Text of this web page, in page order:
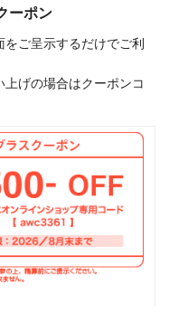
ーポン
ご呈示するだけでご利
げの場合はクーポンコ